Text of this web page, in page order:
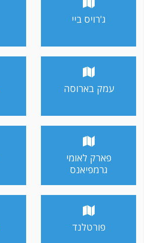
ג'רויס ביי
עמק בארוסה
פארק לאומי
גרמפיאנס
פורטלנד